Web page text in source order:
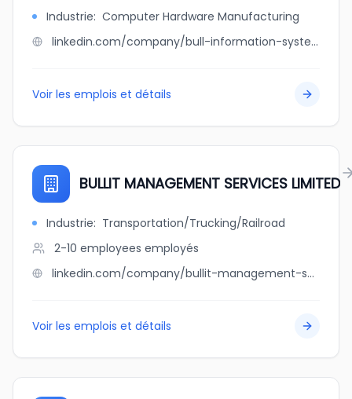
Industrie: Computer Hardware Manufacturing
linkedin.com/company/bull-information-systems-limited
Voir les emplois et détails
BULLIT MANAGEMENT SERVICES LIMITED
Industrie: Transportation/Trucking/Railroad
2-10 employees employés
linkedin.com/company/bullit-management-services-limited
Voir les emplois et détails